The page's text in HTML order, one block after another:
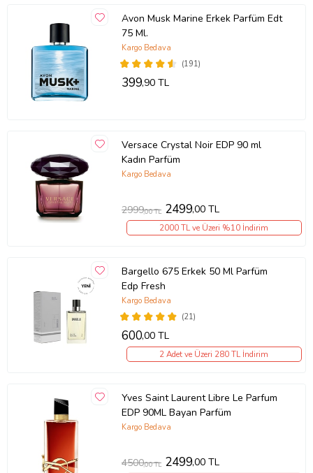
Avon Musk Marine Erkek Parfüm Edt
75 Ml.
(191)
Kargo Bedava
399,90 TL
Versace Crystal Noir EDP 90 ml
Kadın Parfüm
Kargo Bedava
2999,00 TL 2499,00 TL
2000 TL ve Üzeri %10 İndirim
Bargello 675 Erkek 50 Ml Parfüm
Edp Fresh
(21)
Kargo Bedava
600,00 TL
2 Adet ve Üzeri 280 TL İndirim
Yves Saint Laurent Libre Le Parfum
EDP 90ML Bayan Parfüm
Kargo Bedava
4500,00 TL 2499,00 TL